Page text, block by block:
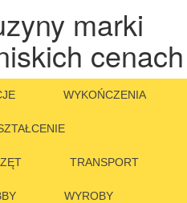
marki
cenach
WYKOŃCZENIA
TRANSPORT
WYROBY